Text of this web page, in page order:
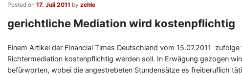
gerichtliche Mediation wird kostenpflichtig
Posted on 17. Juli 2011 by zehle
Einem Artikel der Financial Times Deutschland vom 15.07.2011
Richtermediation kostenpflichtig werden soll. In Erwägung gezogen
befürworten, wobei die angestrebeten Stundensätze es freiberuflich